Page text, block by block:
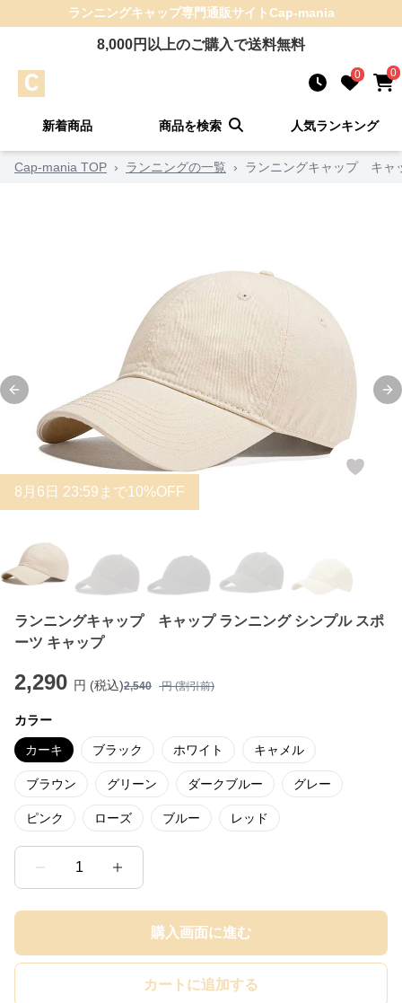
ランニングキャップ専門通販サイトCap-mania
8,000円以上のご購入で送料無料
0 0
新着商品 商品を検索 人気ランキング
Cap-mania TOP › ランニングの一覧 › ランニングキャップ キャ
Previous slide
8 月 6 日 23:59まで10%OFF
ランニングキャップ キャップ ランニング シンプル スポ
ーツ キャップ
2,290 円 (税込)2,540 円 (割引前)
カラー
カーキ ブラック ホワイト キャメル
ブラウン グリーン ダークブルー グレー
ピンク ローズ ブルー レッド
1
購入画面に進む
カートに追加する